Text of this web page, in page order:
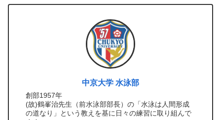
中京大学 水泳部
創部1957年
(故)鶴峯治先生（前水泳部部長）の「水泳は人間形成
の道なり」という教えを基に日々の練習に取り組んで